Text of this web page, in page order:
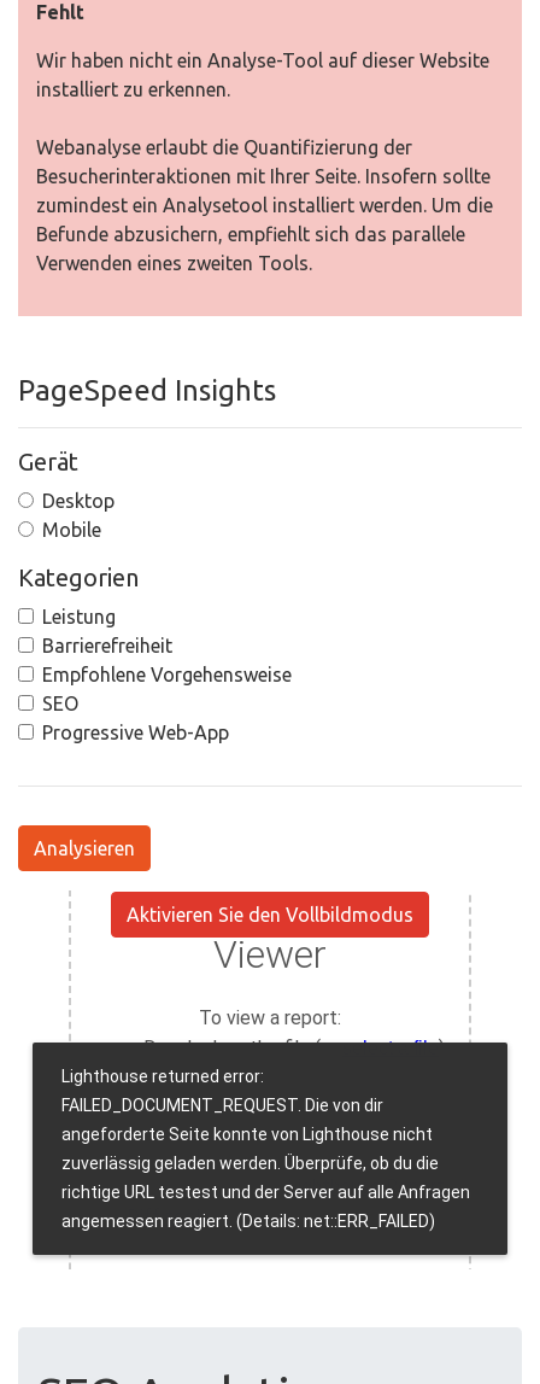
Fehlt
Wir haben nicht ein Analyse-Tool auf dieser Website
installiert zu erkennen.
Webanalyse erlaubt die Quantifizierung der
Besucherinteraktionen mit Ihrer Seite. Insofern sollte
zumindest ein Analysetool installiert werden. Um die
Befunde abzusichern, empfiehlt sich das parallele
Verwenden eines zweiten Tools.
PageSpeed Insights
Gerät
Desktop
Mobile
Kategorien
Leistung
Barrierefreiheit
Empfohlene Vorgehensweise
SEO
Progressive Web-App
Analysieren
Aktivieren Sie den Vollbildmodus